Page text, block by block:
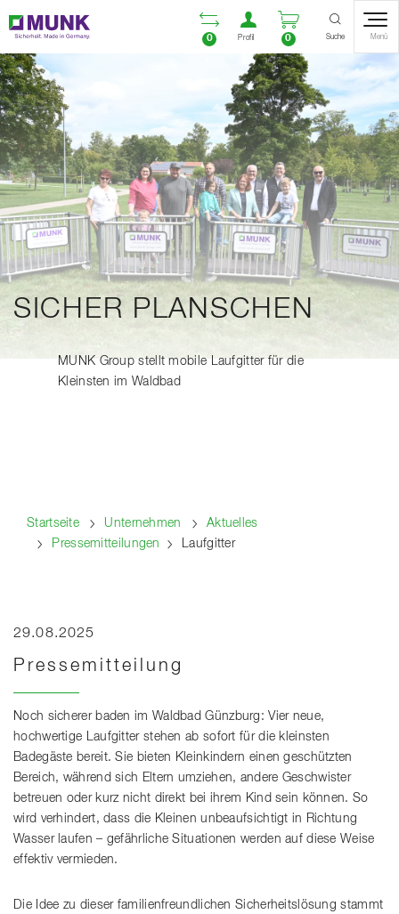
Inhalt
Inhaltsverzeichnis
Navigation Vergleichsliste öffnen
0
Benutzerkonto
Profil
Warenkorb
0 Suche Menü
SICHER PLANSCHEN
MUNK Group stellt mobile Laufgitter für die
Kleinsten im Waldbad
Startseite Unternehmen
Aktuelles
Pressemitteilungen
Laufgitter
29.08.2025
Pressemitteilung
Noch sicherer baden im Waldbad Günzburg: Vier neue,
hochwertige Laufgitter stehen ab sofort für die kleinsten
Badegäste bereit. Sie bieten Kleinkindern einen geschützten
Bereich, während sich Eltern umziehen, andere Geschwister
betreuen oder kurz nicht direkt bei ihrem Kind sein können. So
wird verhindert, dass die Kleinen unbeaufsichtigt in Richtung
Wasser laufen – gefährliche Situationen werden auf diese Weise
effektiv vermieden.
Die Idee zu dieser familienfreundlichen Sicherheitslösung stammt